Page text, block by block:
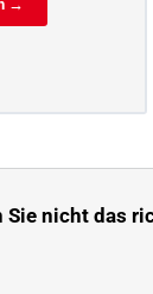
→
Sie nicht das